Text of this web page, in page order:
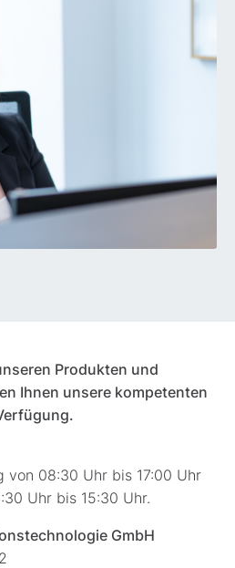
Produkten und
Ihnen unsere kompetenten
von 08:30 Uhr bis 17:00 Uhr
Uhr bis 15:30 Uhr.
GmbH